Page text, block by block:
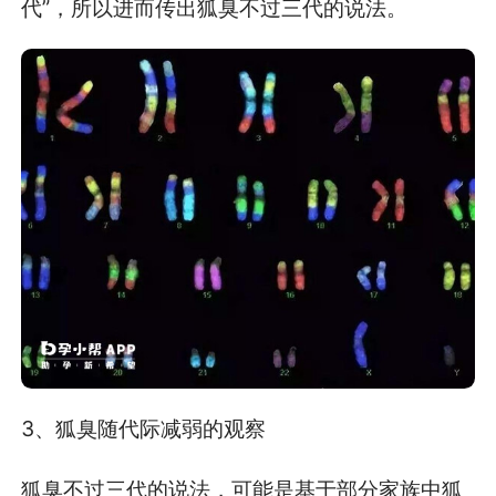
代”，所以进而传出狐臭不过三代的说法。
3、狐臭随代际减弱的观察
狐臭不过三代的说法，可能是基于部分家族中狐